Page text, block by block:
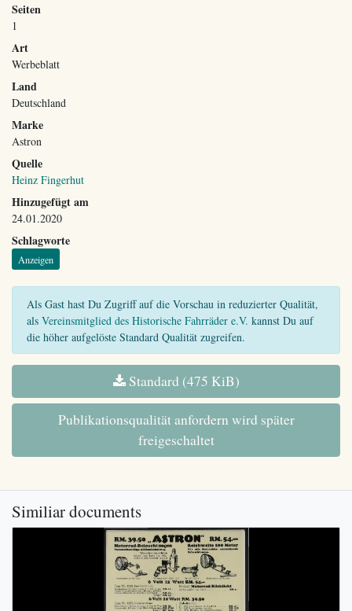
Seiten
1
Art
Werbeblatt
Land
Deutschland
Marke
Astron
Quelle
Heinz Fingerhut
Hinzugefügt am
24.01.2020
Schlagworte
Anzeigen
Als Gast hast Du Zugriff auf die Vorschau in reduzierter Qualität,
als Vereinsmitglied des Historische Fahrräder e.V. kannst Du auf
die höher aufgelöste Standard Qualität zugreifen.
Standard (475 KiB)
Publikationsqualität anfordern wird später
freigeschaltet
Similiar documents